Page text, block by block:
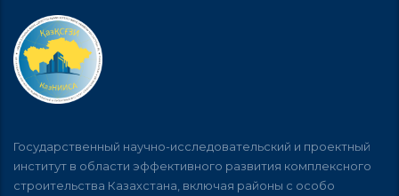
Государственный научно-исследовательский и проектный
институт в области эффективного развития комплексного
строительства Казахстана, включая районы с особо